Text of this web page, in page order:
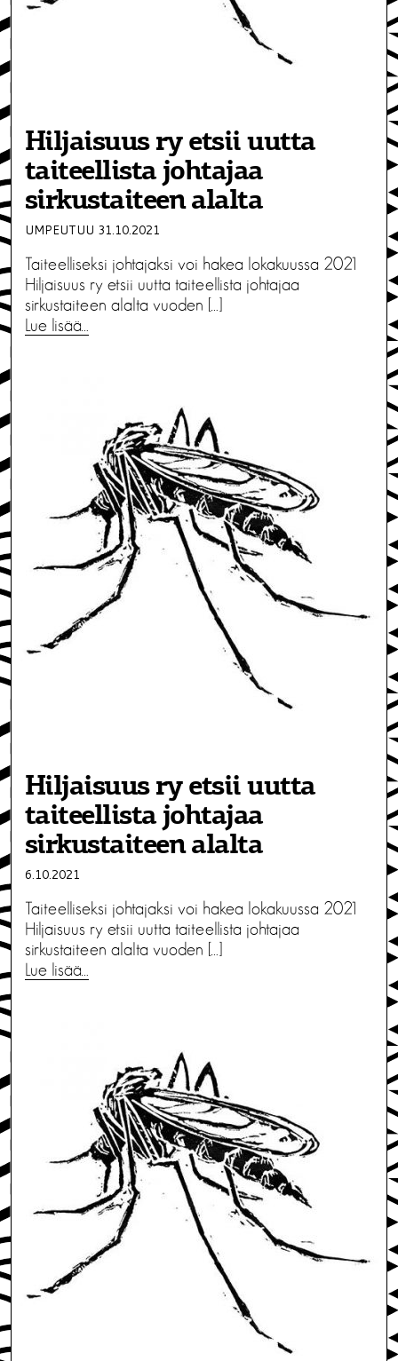
Hiljaisuus ry etsii uutta
taiteellista johtajaa
sirkustaiteen alalta
UMPEUTUU 31.10.2021
Taiteelliseksi johtajaksi voi hakea lokakuussa 2021
Hiljaisuus ry etsii uutta taiteellista johtajaa
sirkustaiteen alalta vuoden […]
Lue lisää…
Hiljaisuus ry etsii uutta
taiteellista johtajaa
sirkustaiteen alalta
6.10.2021
Taiteelliseksi johtajaksi voi hakea lokakuussa 2021
Hiljaisuus ry etsii uutta taiteellista johtajaa
sirkustaiteen alalta vuoden […]
Lue lisää…